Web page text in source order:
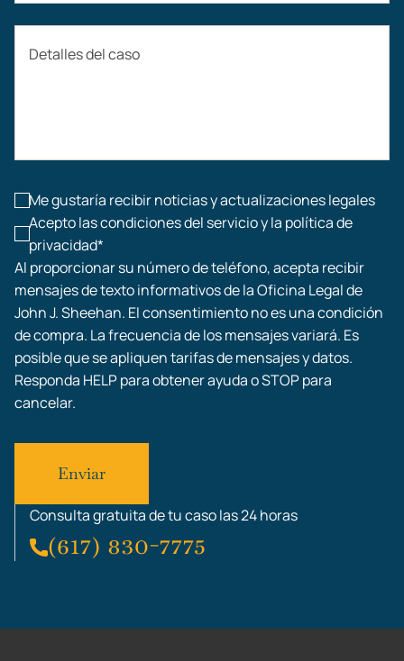
Accidentes automovilísticos
Lesiones laborales
Detalles del caso
Me gustaría recibir noticias y actualizaciones legales
Acepto las condiciones del servicio y la política de
privacidad*
Al proporcionar su número de teléfono, acepta recibir
mensajes de texto informativos de la Oficina Legal de
John J. Sheehan. El consentimiento no es una condición
de compra. La frecuencia de los mensajes variará. Es
posible que se apliquen tarifas de mensajes y datos.
Responda HELP para obtener ayuda o STOP para
cancelar.
Consulta gratuita de tu caso las 24 horas
(617) 830-7775